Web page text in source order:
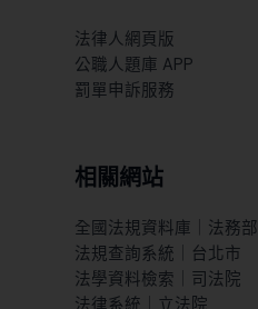
法律人網頁版
公職人題庫 APP
罰單申訴服務
相關網站
全國法規資料庫｜法務部
法規查詢系統｜台北市
法學資料檢索｜司法院